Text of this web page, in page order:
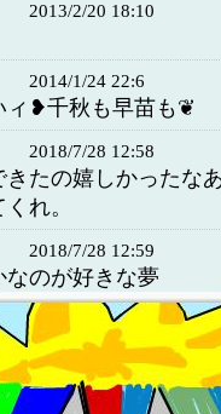
2013/2/20 18:10
2014/1/24 22:6
ィ❥千秋も早苗も❦
2018/7/28 12:58
きたの嬉しかったな
れ。
2018/7/28 12:59
のが好きな夢